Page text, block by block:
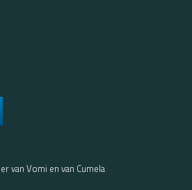
van Vomi en van Cumela